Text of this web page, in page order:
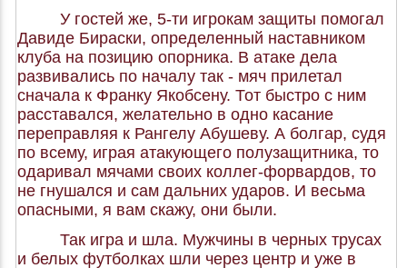
У гостей же, 5-ти игрокам защиты помогал
Давиде Бираски, определенный наставником
клуба на позицию опорника. В атаке дела
развивались по началу так - мяч прилетал
сначала к Франку Якобсену. Тот быстро с ним
расставался, желательно в одно касание
переправляя к Рангелу Абушеву. А болгар, судя
по всему, играя атакующего полузащитника, то
одаривал мячами своих коллег-форвардов, то
не гнушался и сам дальних ударов. И весьма
опасными, я вам скажу, они были.
Так игра и шла. Мужчины в черных трусах
и белых футболках шли через центр и уже в